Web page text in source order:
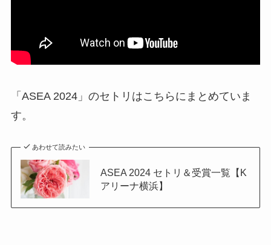
「ASEA 2024」のセトリはこちらにまとめていま
す。
あわせて読みたい
ASEA 2024 セトリ＆受賞一覧【K
アリーナ横浜】